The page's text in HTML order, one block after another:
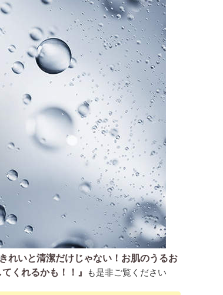
きれいと清潔だけじゃない！お肌のうるお
くれるかも！！』
も是非ご覧ください